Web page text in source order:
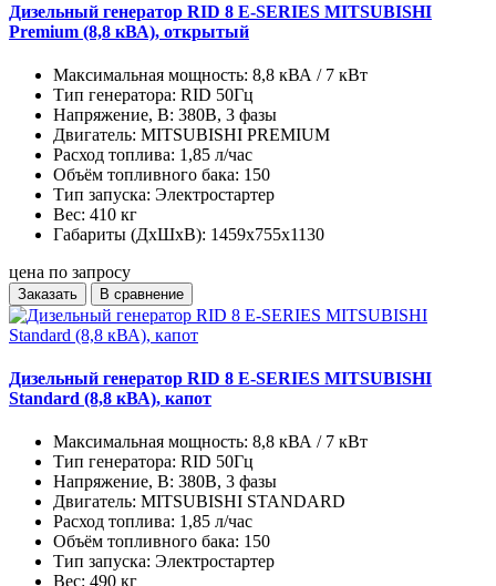
Дизельный генератор RID 8 E-SERIES MITSUBISHI
Premium (8,8 кВА), открытый
Максимальная мощность: 8,8 кВА / 7 кВт
Тип генератора: RID 50Гц
Напряжение, В: 380В, 3 фазы
Двигатель: MITSUBISHI PREMIUM
Расход топлива: 1,85 л/час
Объём топливного бака: 150
Тип запуска: Электростартер
Вес: 410 кг
Габариты (ДхШхВ): 1459x755x1130
цена по запросу
Заказать В сравнение
Дизельный генератор RID 8 E-SERIES MITSUBISHI
Standard (8,8 кВА), капот
Максимальная мощность: 8,8 кВА / 7 кВт
Тип генератора: RID 50Гц
Напряжение, В: 380В, 3 фазы
Двигатель: MITSUBISHI STANDARD
Расход топлива: 1,85 л/час
Объём топливного бака: 150
Тип запуска: Электростартер
Вес: 490 кг